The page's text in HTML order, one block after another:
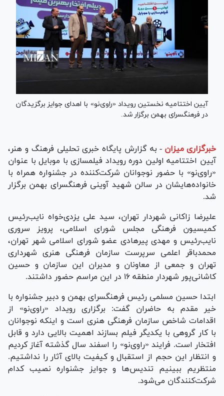
آیین اختتامیه نخستین رویداد «راوی‌نو» با اهدای جوایز برگزیدگان
در فرهنگسرای بهمن برگزار شد.
خبرگزاری میزان - به گزارش پایگاه خبری تحلیلی فرهنگ و هنر،
آیین اختتامیه اولین دوره رویداد فیلمسازی با موبایل با عنوان
«راوی‌نو» با حضور نوجوانان شرکت‌کننده در جشنواره همراه با
خانواده‌هایشان در سالن شهید آوینی فرهنگسرای بهمن برگزار
شد.
علیرضا زاکانی شهردار تهران، سید علی یزدی‌خواه نایب‌رئیس
کمیسیون فرهنگی مجلس شورای اسلامی، پرویز سروری
نایب‌رئیس و مهدی پیرهادی عضو شورای اسلامی شهر تهران،
محمدباقر اعلمی سرپرست سازمان فرهنگی هنری شهرداری
تهران و جمعی از معاونان و مدیران این سازمان و حسین
کاشانی‌پور شهردار منطقه ۱۶ در این مراسم حضور داشتند.
ابتدا حسین مسلمی رئیس فرهنگسرای بهمن و دبیر جشنواره با
خیر مقدم به حاضران گفت: برگزاری رویداد «راوی‌نو» از
اقدامات شاخص سازمان فرهنگی هنری است و اینکه نوجوانان
با کار گروهی با یکدیگر فیلم بسازند اهمیت بالایی دارد و قابل
افتخار است. فرایند «راوی‌نو» را اسفند سال گذشته آغاز کردیم
و انتظار این حجم از استقبال و کیفیت بالای آثار را نداشتیم.
منتظریم ببینیم تندیس‌ها و جوایز جشنواره نصیب کدام
شرکت‌کنندگان می‌شود.